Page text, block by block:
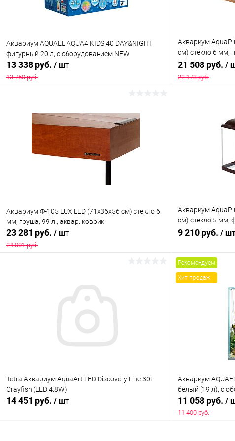
Aквариум AQUAEL AQUA4 KIDS 40 DAY&NIGHT
фигурный 20 л, с оборудованием NEW
13 338 руб. / шт
13 750 руб.
Купить в 1 клик Сравнение
В наличии
Аквариум
см) стекло 6 мм,
коврик
21 508 руб. /
22 173 руб.
Купить в 1 клик
Аквариум Ф-105 LUX LED (71х36х56 см) стекло 6
мм, груша, 99 л., аквар. коврик
23 281 руб. / шт
24 001 руб.
Аквариум
см) стекло 5 мм,
светильником
9 210 руб. / шт
Tetra Аквариум AquaArt LED Discovery Line 30L
Crayfish (LED 4.8W)_
14 451 руб. / шт
Рекомендуем
Хит продаж
Aквариум
белый (19 л), с
11 058 руб. /
11 400 руб.